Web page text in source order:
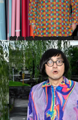
2024.8.10
執筆中に頻発した霊障「カジョーラー」事故物件に10年以上住み続ける芸人松原タニシが紡ぎ上げた「恐い怪談」
カルチャー